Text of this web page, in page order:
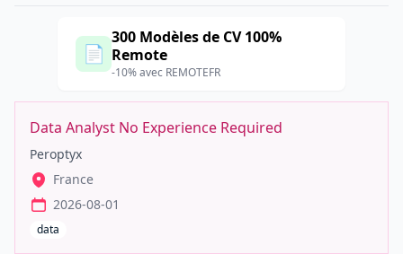
📄
300 Modèles de CV 100%
Remote
-10% avec REMOTEFR
Data Analyst No Experience Required
Peroptyx
France
2026-08-01
data